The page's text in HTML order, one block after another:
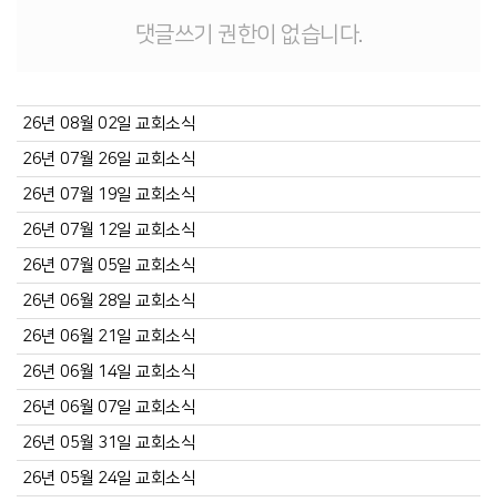
댓글쓰기 권한이 없습니다.
26년 08월 02일 교회소식
26년 07월 26일 교회소식
26년 07월 19일 교회소식
26년 07월 12일 교회소식
26년 07월 05일 교회소식
26년 06월 28일 교회소식
26년 06월 21일 교회소식
26년 06월 14일 교회소식
26년 06월 07일 교회소식
26년 05월 31일 교회소식
26년 05월 24일 교회소식